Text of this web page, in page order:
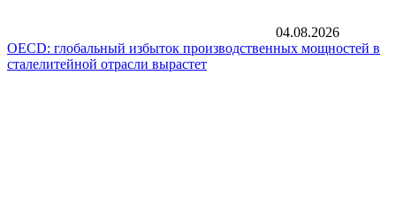
04.08.2026
OECD: глобальный избыток производственных мощностей в
сталелитейной отрасли вырастет